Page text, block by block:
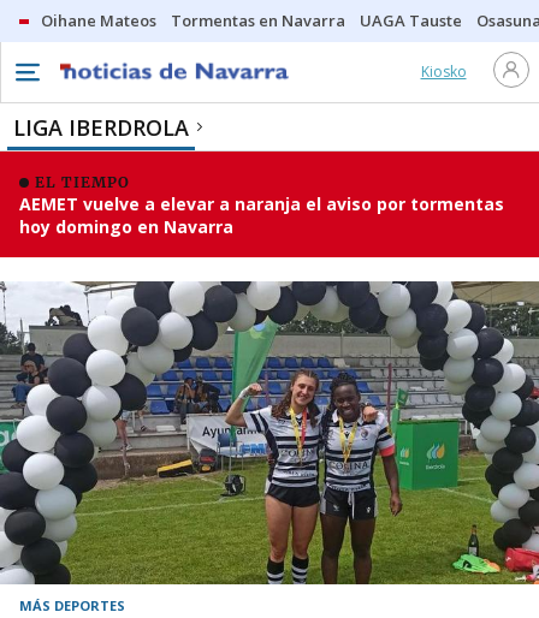
Oihane Mateos Tormentas en Navarra UAGA Tauste
Kiosko
LIGA IBERDROLA
EL TIEMPO
AEMET vuelve a elevar a naranja el aviso por tormentas
hoy domingo en Navarra
MÁS DEPORTES